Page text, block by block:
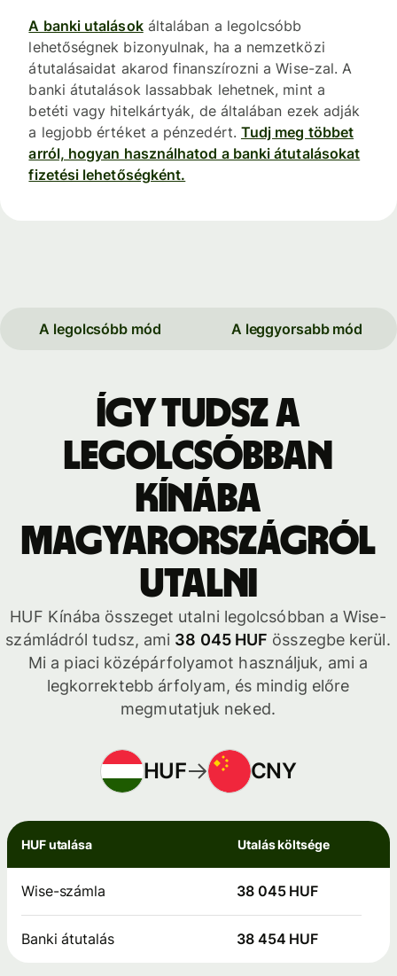
A banki utalásokáltalában a legolcsóbb
lehetőségnek bizonyulnak, ha a nemzetközi
átutalásaidat akarod finanszírozni a Wise-zal. A
banki átutalások lassabbak lehetnek, mint a
betéti vagy hitelkártyák, de általában ezek adják
a legjobb értéket a pénzedért. Tudj meg többet
arról, hogyan használhatod a banki átutalásokat
fizetési lehetőségként.
A legolcsóbb mód A leggyorsabb mód
Így tudsz a
legolcsóbban
Kínába
Magyarországról
utalni
HUF Kínába összeget utalni legolcsóbban a Wise-
számládról tudsz, ami 38 045 HUF összegbe kerül.
Mi a piaci középárfolyamot használjuk, ami a
legkorrektebb árfolyam, és mindig előre
megmutatjuk neked.
HUF CNY
HUF utalása Utalás költsége
Wise-számla 38 045 HUF
Banki átutalás 38 454 HUF